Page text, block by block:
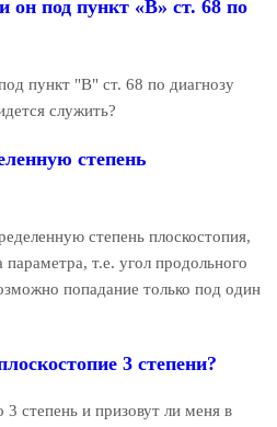
он под пункт «В» ст. 68 по
пункт "В" ст. 68 по диагнозу
служить?
степень
степень плоскостопия,
т.е. угол продольного
попадание только под один
3 степени?
степень и призовут ли меня в